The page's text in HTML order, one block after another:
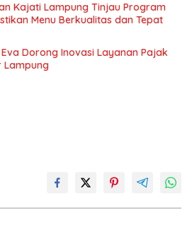
Kajati Lampung Tinjau Program
Menu Berkualitas dan Tepat
Dorong Inovasi Layanan Pajak
Lampung